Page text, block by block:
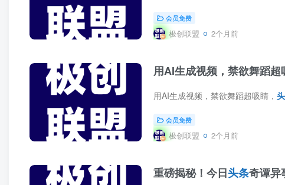
会员免费
极创联盟 2个月前
用AI生成视频，禁欲舞蹈超
用AI生成视频，禁欲舞蹈超吸睛，
会员免费
极创联盟 2个月前
重磅揭秘！今日头条奇谭异